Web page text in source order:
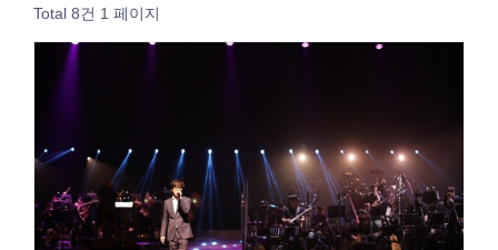
Total 8건 1 페이지
조회